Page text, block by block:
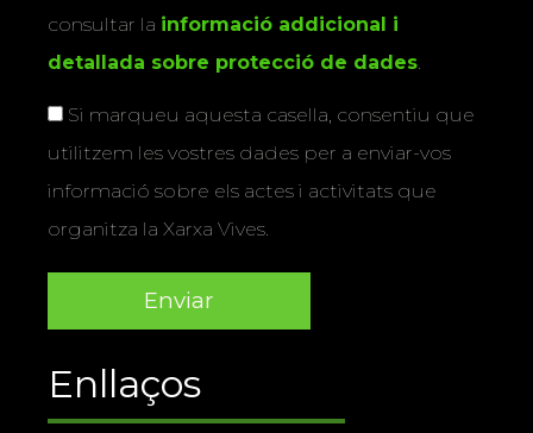
consultar la informació addicional i
detallada sobre protecció de dades.
Si marqueu aquesta casella, consentiu que
utilitzem les vostres dades per a enviar-vos
informació sobre els actes i activitats que
organitza la Xarxa Vives.
Enllaços